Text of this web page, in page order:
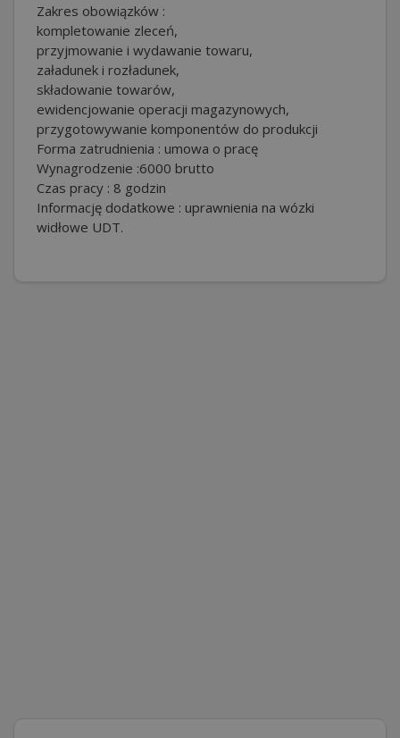
Zakres obowiązków :
kompletowanie zleceń,
przyjmowanie i wydawanie towaru,
załadunek i rozładunek,
składowanie towarów,
ewidencjowanie operacji magazynowych,
przygotowywanie komponentów do produkcji
Forma zatrudnienia : umowa o pracę
Wynagrodzenie :6000 brutto
Czas pracy : 8 godzin
Informację dodatkowe : uprawnienia na wózki
widłowe UDT.